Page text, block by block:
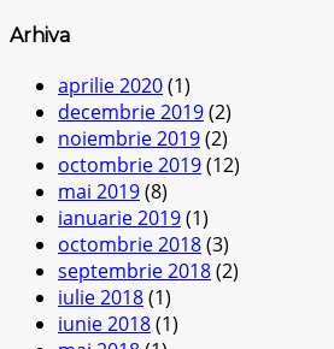
Arhiva
aprilie 2020(1)
decembrie 2019(2)
noiembrie 2019(2)
octombrie 2019(12)
mai 2019(8)
ianuarie 2019(1)
octombrie 2018(3)
septembrie 2018(2)
iulie 2018(1)
iunie 2018(1)